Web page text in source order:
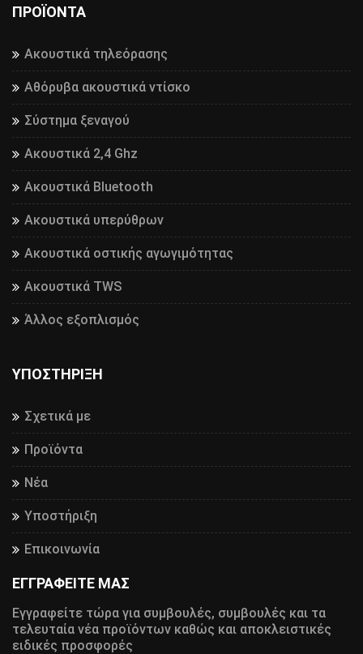
ΠΡΟΪΌΝΤΑ
Ακουστικά τηλεόρασης
Αθόρυβα ακουστικά ντίσκο
Σύστημα ξεναγού
Ακουστικά 2,4 Ghz
Ακουστικά Bluetooth
Ακουστικά υπερύθρων
Ακουστικά οστικής αγωγιμότητας
Ακουστικά TWS
Άλλος εξοπλισμός
ΥΠΟΣΤΉΡΙΞΗ
Σχετικά με
Προϊόντα
Νέα
Υποστήριξη
Επικοινωνία
ΕΓΓΡΑΦΕΙΤΕ ΜΑΣ
Εγγραφείτε τώρα για συμβουλές, συμβουλές και τα
τελευταία νέα προϊόντων καθώς και αποκλειστικές
ειδικές προσφορές